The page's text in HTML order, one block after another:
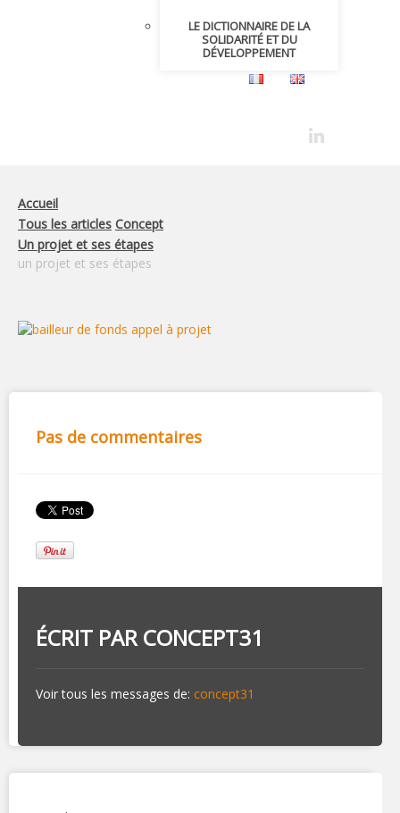
LE DICTIONNAIRE DE LA
SOLIDARITÉ ET DU
DÉVELOPPEMENT
Accueil
Tous les articles Concept
Un projet et ses étapes
un projet et ses étapes
Pas de commentaires
ÉCRIT PARCONCEPT31
Voir tous les messages de: concept31